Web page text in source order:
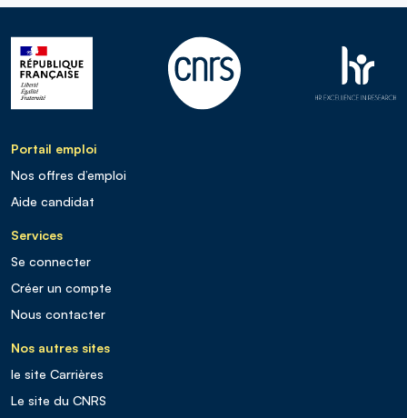
Portail emploi
Nos offres d’emploi
Aide candidat
Services
Se connecter
Créer un compte
Nous contacter
Nos autres sites
le site Carrières
Le site du CNRS